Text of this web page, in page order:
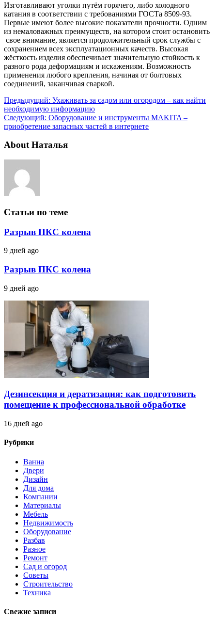
Изготавливают уголки путём горячего, либо холодного
катания в соответствии с требованиями ГОСТа 8509-93.
Первые имеют более высокие показатели прочности. Одним
из немаловажных преимуществ, на котором стоит остановить
свое внимание, является продолжительный срок службы с
сохранением всех эксплуатационных качеств. Высокая
жёсткость изделия обеспечивает значительную стойкость к
разного рода деформациям и искажениям. Возможность
применения любого крепления, начиная от болтовых
соединений, заканчивая сваркой.
Предыдущий: Ухаживать за садом или огородом – как найти
необходимую информацию
Следующий: Оборудование и инструменты MAKITA –
приобретение запасных частей в интернете
About Наталья
Статьи по теме
Разрыв ПКС колена
9 дней ago
Разрыв ПКС колена
9 дней ago
Дезинсекция и дератизация: как подготовить
помещение к профессиональной обработке
16 дней ago
Рубрики
Ванна
Двери
Дизайн
Для дома
Компании
Материалы
Мебель
Недвижимость
Оборудование
Разбав
Разное
Ремонт
Сад и огород
Советы
Строительство
Техника
Свежие записи